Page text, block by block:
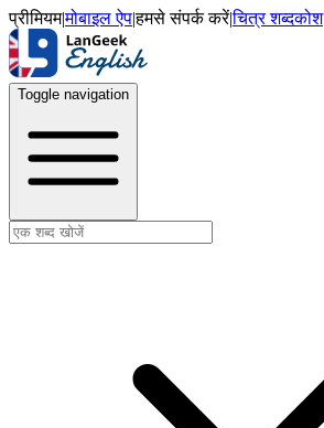
प्रीमियम|मोबाइल ऐप|हमसे संपर्क करें|चित्र शब्दकोश
Toggle navigation